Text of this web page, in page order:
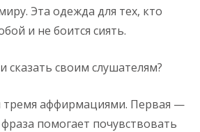
Эта одежда для тех, кто
и не боится сиять.
своим слушателям?
тремя аффирмациями. Первая —
фраза помогает почувствовать